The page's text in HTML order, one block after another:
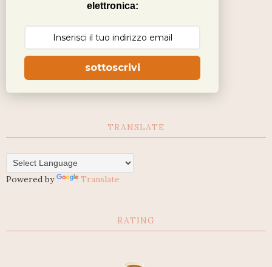
elettronica:
sottoscrivi
TRANSLATE
Powered by Translate
RATING